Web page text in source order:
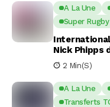
A La Une
Super Rugby
Nick Phipps
2 Min(s)
A La Une
Transferts